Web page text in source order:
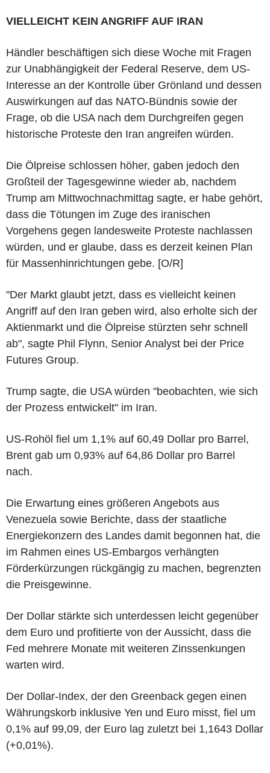
VIELLEICHT KEIN ANGRIFF AUF IRAN
Händler beschäftigen sich diese Woche mit Fragen
zur Unabhängigkeit der Federal Reserve, dem US-
Interesse an der Kontrolle über Grönland und dessen
Auswirkungen auf das NATO-Bündnis sowie der
Frage, ob die USA nach dem Durchgreifen gegen
historische Proteste den Iran angreifen würden.
Die Ölpreise schlossen höher, gaben jedoch den
Großteil der Tagesgewinne wieder ab, nachdem
Trump am Mittwochnachmittag sagte, er habe gehört,
dass die Tötungen im Zuge des iranischen
Vorgehens gegen landesweite Proteste nachlassen
würden, und er glaube, dass es derzeit keinen Plan
für Massenhinrichtungen gebe. [O/R]
"Der Markt glaubt jetzt, dass es vielleicht keinen
Angriff auf den Iran geben wird, also erholte sich der
Aktienmarkt und die Ölpreise stürzten sehr schnell
ab", sagte Phil Flynn, Senior Analyst bei der Price
Futures Group.
Trump sagte, die USA würden "beobachten, wie sich
der Prozess entwickelt" im Iran.
US-Rohöl fiel um 1,1% auf 60,49 Dollar pro Barrel,
Brent gab um 0,93% auf 64,86 Dollar pro Barrel
nach.
Die Erwartung eines größeren Angebots aus
Venezuela sowie Berichte, dass der staatliche
Energiekonzern des Landes damit begonnen hat, die
im Rahmen eines US-Embargos verhängten
Förderkürzungen rückgängig zu machen, begrenzten
die Preisgewinne.
Der Dollar stärkte sich unterdessen leicht gegenüber
dem Euro und profitierte von der Aussicht, dass die
Fed mehrere Monate mit weiteren Zinssenkungen
warten wird.
Der Dollar-Index, der den Greenback gegen einen
Währungskorb inklusive Yen und Euro misst, fiel um
0,1% auf 99,09, der Euro lag zuletzt bei 1,1643 Dollar
(+0,01%).